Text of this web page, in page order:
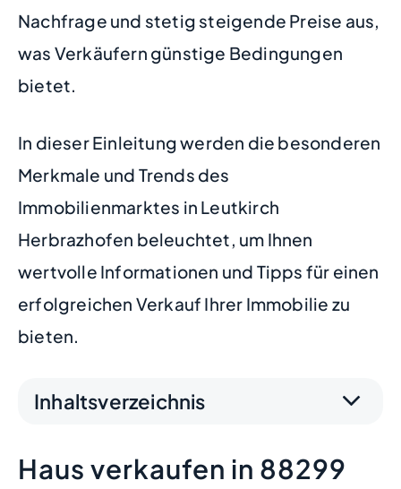
Nachfrage und stetig steigende Preise aus,
was Verkäufern günstige Bedingungen
bietet.
In dieser Einleitung werden die besonderen
Merkmale und Trends des
Immobilienmarktes in Leutkirch
Herbrazhofen beleuchtet, um Ihnen
wertvolle Informationen und Tipps für einen
erfolgreichen Verkauf Ihrer Immobilie zu
bieten.
Inhaltsverzeichnis
Haus verkaufen in 88299